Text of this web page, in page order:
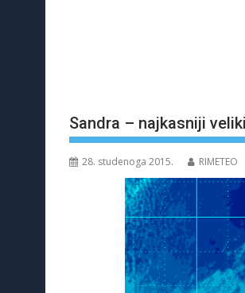
Sandra – najkasniji
28. studenoga 2015. RIMETEO